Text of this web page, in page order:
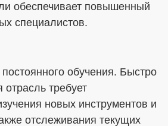
обеспечивает повышенный
специалистов.
обучения. Быстро
требует
новых инструментов и
отслеживания текущих